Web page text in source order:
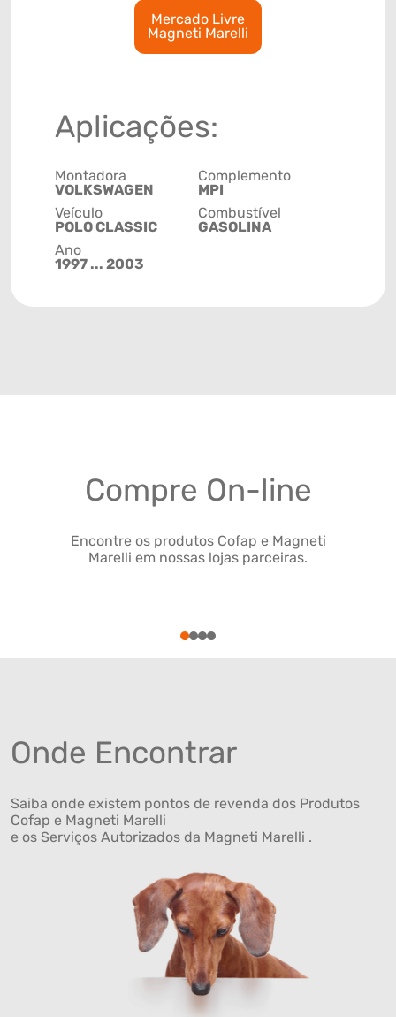
Mercado Livre
Magneti Marelli
Aplicações:
Montadora
VOLKSWAGEN
Veículo
POLO CLASSIC
Ano
1997 ... 2003
Complemento
MPI
Combustível
GASOLINA
Compre On-line
Encontre os produtos Cofap e Magneti
Marelli em nossas lojas parceiras.
1234
Onde Encontrar
Saiba onde existem pontos de revenda dos Produtos
Cofap e Magneti Marelli
e os Serviços Autorizados da Magneti Marelli .